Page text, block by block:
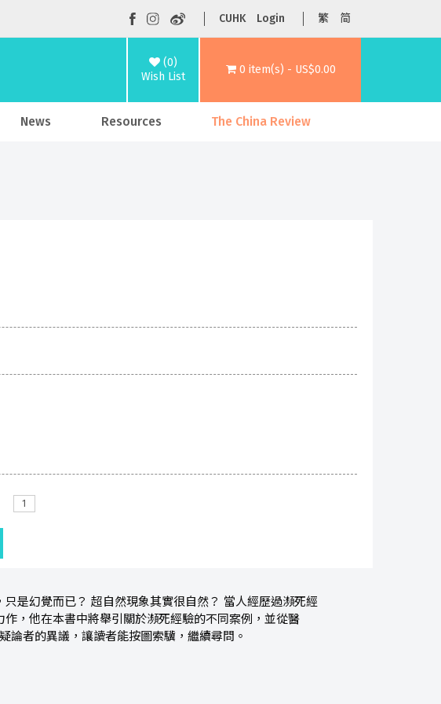
CUHK Login 繁 简
(0)
Wish List
0 item(s) - US$0.00
News Resources The China Review
是幻覺而已？ 超自然現象其實很自然？ 當人經歷過瀕死經
，他在本書中將舉引關於瀕死經驗的不同案例，並從醫
論者的異議，讓讀者能按圖索驥，繼續尋問。